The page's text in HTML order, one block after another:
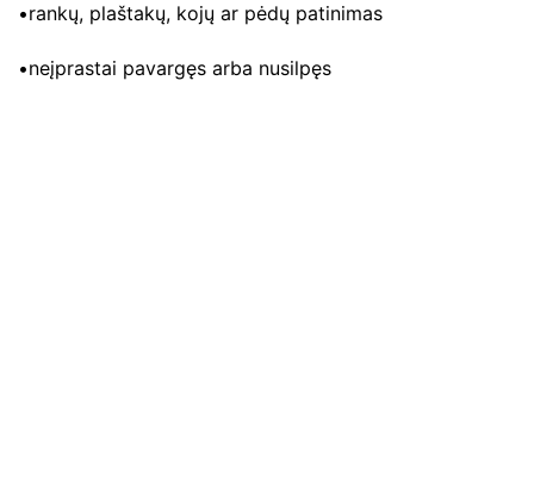
•rankų, plaštakų, kojų ar pėdų patinimas
•neįprastai pavargęs arba nusilpęs